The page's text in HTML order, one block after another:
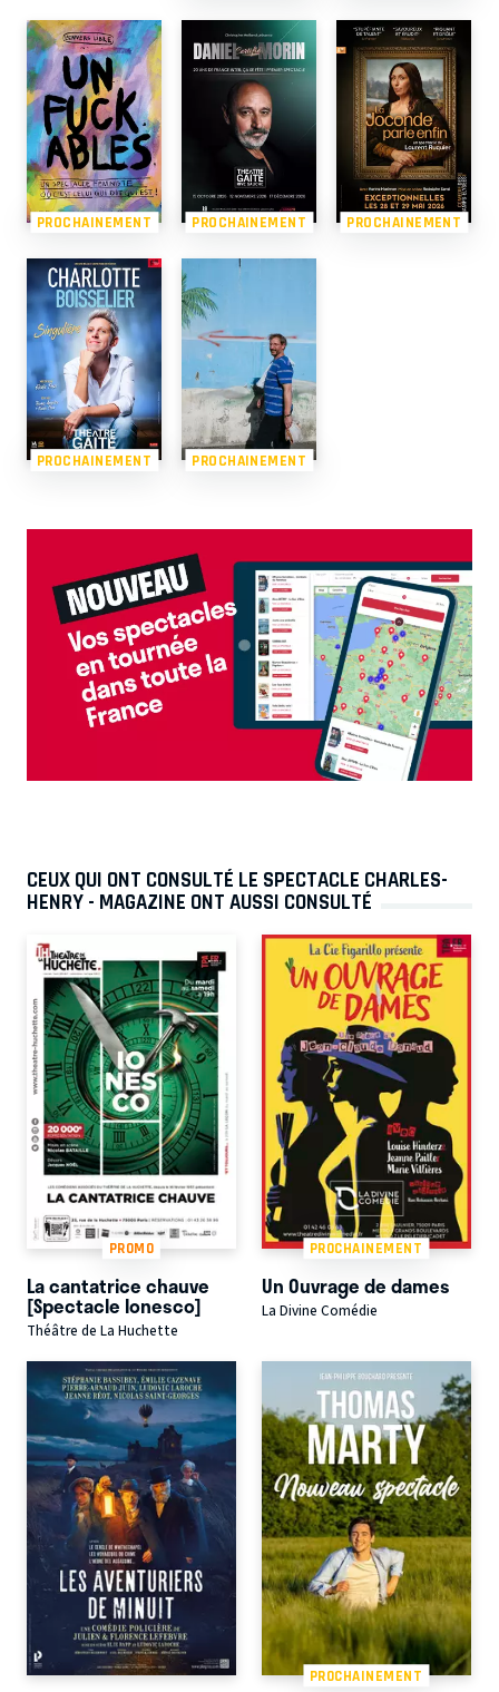
PROCHAINEMENT PROCHAINEMENT PROCHAINEMENT
PROCHAINEMENT PROCHAINEMENT
CEUX QUI ONT CONSULTÉ LE SPECTACLE CHARLES-
HENRY - MAGAZINE ONT AUSSI CONSULTÉ
PROMO
La cantatrice chauve
[Spectacle Ionesco]
Théâtre de La Huchette
PROCHAINEMENT
Un Ouvrage de dames
La Divine Comédie
PROCHAINEMENT